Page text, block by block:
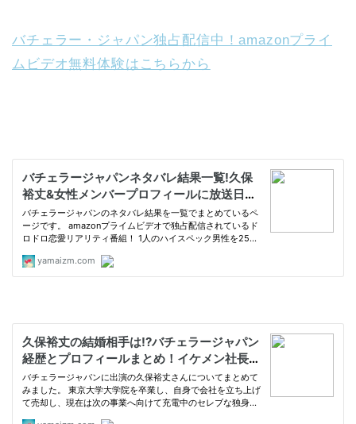
バチェラー・ジャパン独占配信中！amazonプライ
ムビデオ無料体験はこちらから